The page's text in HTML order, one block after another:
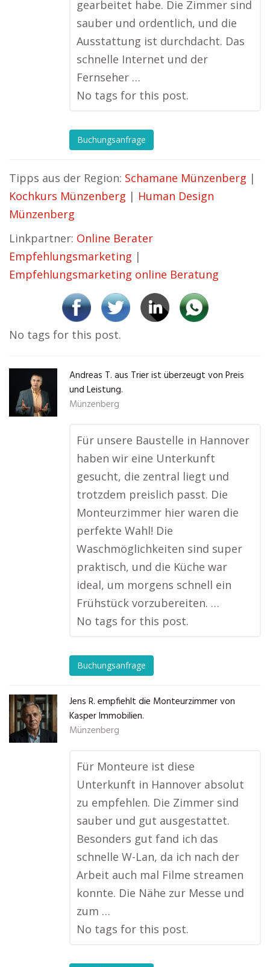
gearbeitet habe. Die Zimmer sind
sauber und ordentlich, und die
Ausstattung ist durchdacht. Das
schnelle Internet und der
Fernseher …
No tags for this post.
Buchungsanfrage
Tipps aus der Region: Schamane Münzenberg |
Kochkurs Münzenberg | Human Design
Münzenberg
Linkpartner: Online Berater
Empfehlungsmarketing |
Empfehlungsmarketing online Beratung
No tags for this post.
Andreas T. aus Trier ist überzeugt von Preis
und Leistung.
Münzenberg
Für unsere Baustelle in Hannover
haben wir eine Unterkunft
gesucht, die zentral liegt und
trotzdem preislich passt. Die
Monteurzimmer hier waren die
perfekte Wahl! Die
Waschmöglichkeiten sind super
praktisch, und die Küche war
ideal, um morgens schnell ein
Frühstück vorzubereiten. …
No tags for this post.
Buchungsanfrage
Jens R. empfiehlt die Monteurzimmer von
Kasper Immobilien.
Münzenberg
Für Monteure ist diese
Unterkunft in Hannover absolut
zu empfehlen. Die Zimmer sind
sauber und gut ausgestattet.
Besonders gut fand ich das
schnelle W-Lan, da ich nach der
Arbeit auch mal Filme streamen
konnte. Die Nähe zur Messe und
zum …
No tags for this post.